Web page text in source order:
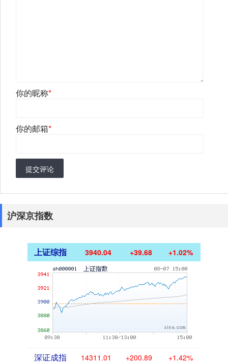
你的昵称*
你的邮箱*
提交评论
沪深京指数
上证综指 3940.04 +39.68 +1.02%
深证成指 14311.01 +200.89 +1.42%